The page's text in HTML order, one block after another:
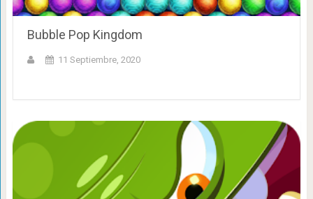
Bubble Pop Kingdom
11 Septiembre, 2020